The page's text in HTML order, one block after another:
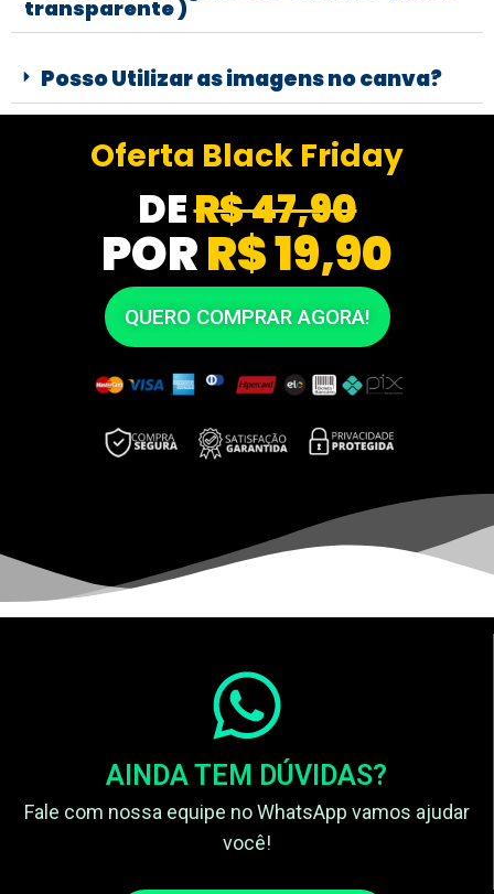
transparente )
Posso Utilizar as imagens no canva?
Oferta Black Friday
DER$ 47,90
PORR$ 19,90
QUERO COMPRAR AGORA!
AINDA TEM DÚVIDAS?
Fale com nossa equipe no WhatsApp vamos ajudar
você!